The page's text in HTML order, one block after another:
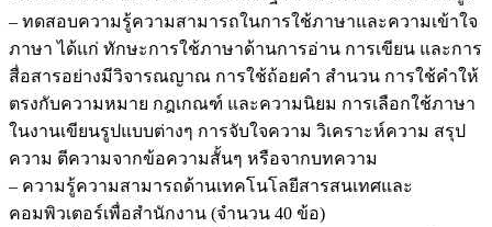
– ทดสอบความรู้ความสามารถในการใช้ภาษาและความเข้าใจ
ภาษา ได้แก่ ทักษะการใช้ภาษาด้านการอ่าน การเขียน และการ
สื่อสารอย่างมีวิจารณญาณ การใช้ถ้อยคำ สำนวน การใช้คำให้
ตรงกับความหมาย กฎเกณฑ์ และความนิยม การเลือกใช้ภาษา
ในงานเขียนรูปแบบต่างๆ การจับใจความ วิเคราะห์ความ สรุป
ความ ตีความจากข้อความสั้นๆ หรือจากบทความ
– ความรู้ความสามารถด้านเทคโนโลยีสารสนเทศและ
คอมพิวเตอร์เพื่อสำนักงาน (จำนวน 40 ข้อ)